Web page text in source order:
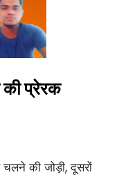
की प्रेरक
चलने की जोड़ी, दूसरों